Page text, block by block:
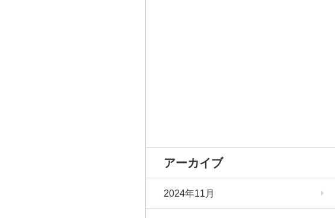
アーカイブ
2024年11月